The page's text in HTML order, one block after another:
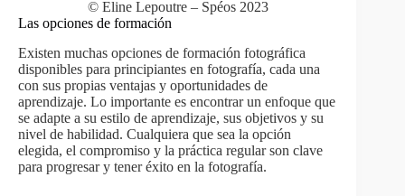
© Eline Lepoutre – Spéos 2023
Las opciones de formación
Existen muchas opciones de formación fotográfica
disponibles para principiantes en fotografía, cada una
con sus propias ventajas y oportunidades de
aprendizaje. Lo importante es encontrar un enfoque que
se adapte a su estilo de aprendizaje, sus objetivos y su
nivel de habilidad. Cualquiera que sea la opción
elegida, el compromiso y la práctica regular son clave
para progresar y tener éxito en la fotografía.